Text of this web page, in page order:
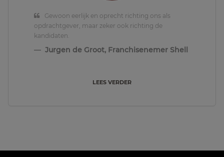
Gewoon eerlijk en oprecht richting ons als
opdrachtgever, maar zeker ook richting de
kandidaten.
Jurgen de Groot, Franchisenemer Shell
LEES VERDER